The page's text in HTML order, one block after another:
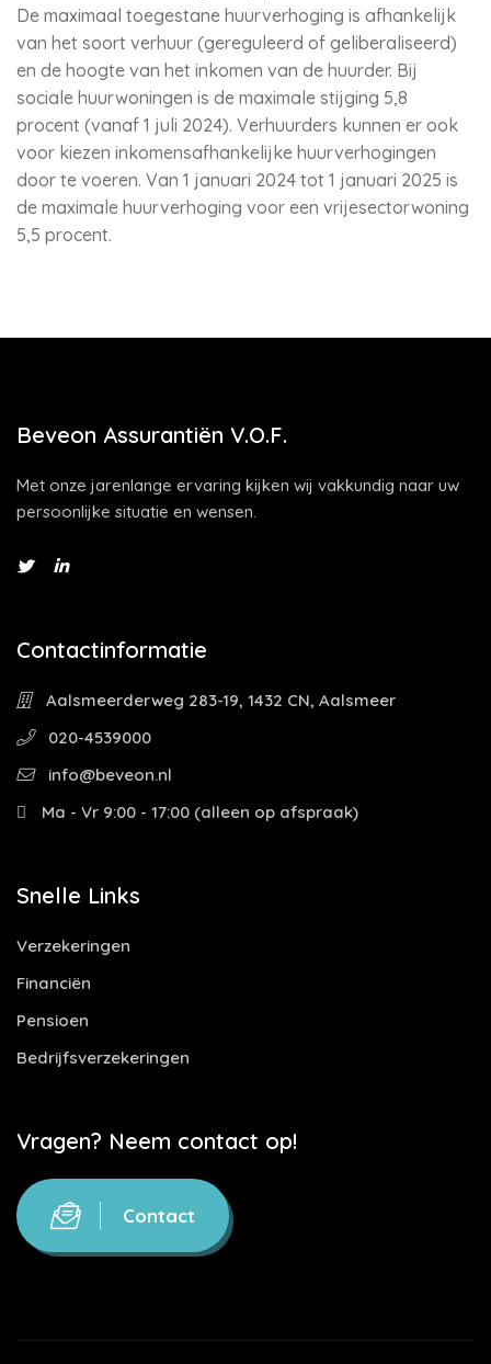
De maximaal toegestane huurverhoging is afhankelijk
van het soort verhuur (gereguleerd of geliberaliseerd)
en de hoogte van het inkomen van de huurder. Bij
sociale huurwoningen is de maximale stijging 5,8
procent (vanaf 1 juli 2024). Verhuurders kunnen er ook
voor kiezen inkomensafhankelijke huurverhogingen
door te voeren. Van 1 januari 2024 tot 1 januari 2025 is
de maximale huurverhoging voor een vrijesectorwoning
5,5 procent.
Beveon Assurantiën V.O.F.
Met onze jarenlange ervaring kijken wij vakkundig naar uw
persoonlijke situatie en wensen.
Contactinformatie
Aalsmeerderweg 283-19, 1432 CN, Aalsmeer
020-4539000
info@beveon.nl
Ma - Vr 9:00 - 17:00 (alleen op afspraak)
Snelle Links
Verzekeringen
Financiën
Pensioen
Bedrijfsverzekeringen
Vragen? Neem contact op!
Contact